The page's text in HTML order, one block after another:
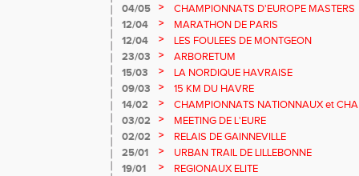
04/05
>
CHAMPIONNATS D'EUROPE MASTERS
12/04
>
MARATHON DE PARIS
12/04
>
LES FOULEES DE MONTGEON
23/03
>
ARBORETUM
15/03
>
LA NORDIQUE HAVRAISE
09/03
>
15 KM DU HAVRE
14/02
>
CHAMPIONNATS NATIONNAUX et
MASTERS
03/02 >
MEETING DE L'EURE
02/02
>
RELAIS DE GAINNEVILLE
25/01
>
URBAN TRAIL DE LILLEBONNE
19/01
>
REGIONAUX ELITE